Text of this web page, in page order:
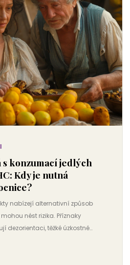
s konzumací jedlých
Kdy je nutná
nabízejí alternativní způsob
nést rizika. Příznaky
dezorientaci, těžké úzkostné
které mohou vést až k
dávkování a pochopení